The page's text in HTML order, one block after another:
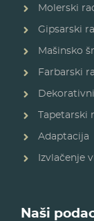
Molerski
Gipsarski
Mašinsko
Farbarski
Tapetarski
Adaptacija
Izvlačenje
Naši